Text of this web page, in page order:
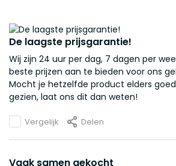
De laagste prijsgarantie!
Wij zijn 24 uur per dag, 7 dagen per
beste prijzen aan te bieden voor ons
Mocht je hetzelfde product elders
gezien, laat ons dit dan weten!
Vergelijk Delen
Vaak samen gekocht